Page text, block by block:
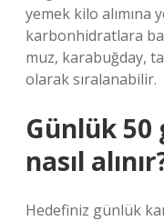
yemek kilo alımına
karbonhidratlara
muz, karabuğday,
olarak sıralanabilir.
Günlük
nasıl
Hedefiniz günlük